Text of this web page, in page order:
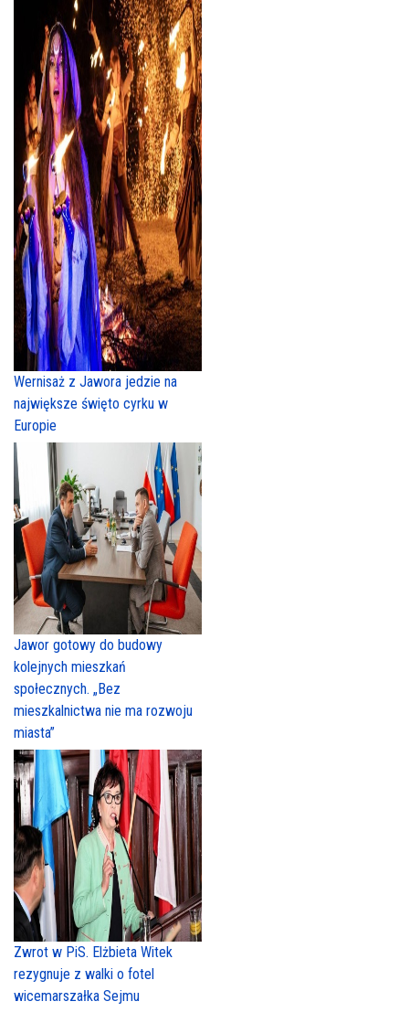
Wernisaż z Jawora jedzie na
największe święto cyrku w
Europie
Jawor gotowy do budowy
kolejnych mieszkań
społecznych. „Bez
mieszkalnictwa nie ma rozwoju
miasta”
Zwrot w PiS. Elżbieta Witek
rezygnuje z walki o fotel
wicemarszałka Sejmu